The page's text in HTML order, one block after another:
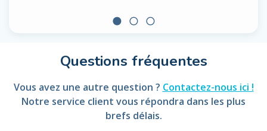
circle radio_button_unchecked radio_button_unchecked
Questions fréquentes
Vous avez une autre question ? Contactez-nous ici !
Notre service client vous répondra dans les plus
brefs délais.